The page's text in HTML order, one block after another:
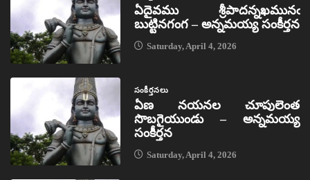
ఏదైవము శ్రీపాదన్నఖమునఁ
బుట్టినగంగ – అన్నమయ్య సంకీర్తన
Saturday, April 4, 2026
సంకీర్తనలు
ఏణ నయనల చూపులెంత
సొబగైయుండు – అన్నమయ్య
సంకీర్తన
Saturday, April 4, 2026